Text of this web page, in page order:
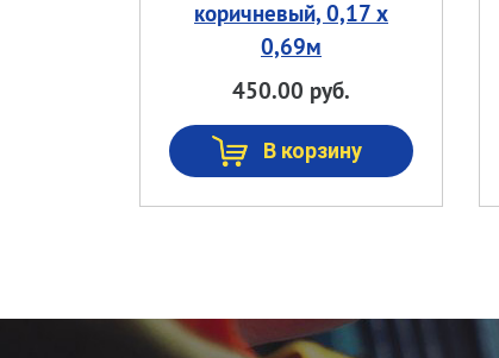
коричневый, 0,17 х
0,69м
450.00 руб.